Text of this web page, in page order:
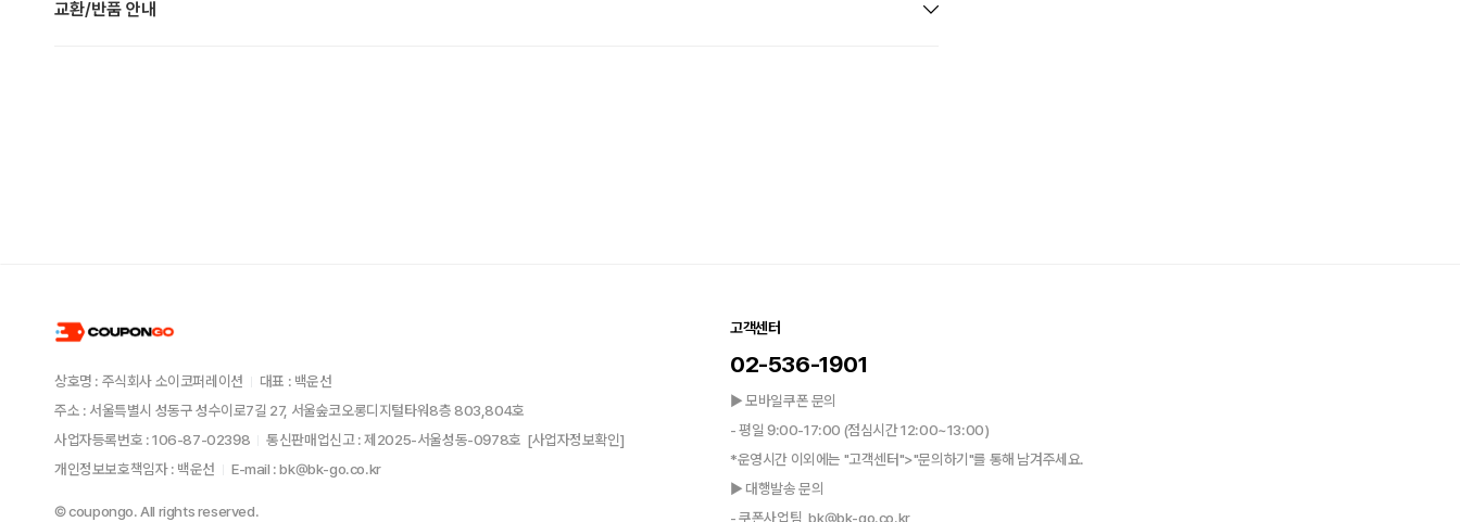
교환/반품 안내
상호명 : 주식회사 소이코퍼레이션
대표 : 백운선
주소 : 서울특별시 성동구 성수이로7길 27, 서울숲코오롱디지털타워8층 803,804호
사업자등록번호 : 106-87-02398
통신판매업신고 : 제2025-서울성동-0978호 [사업자정보확인]
개인정보보호책임자 : 백운선
E-mail : bk@bk-go.co.kr
© coupongo. All rights reserved.
고객센터
02-536-1901
▶ 모바일쿠폰 문의
- 평일 9:00-17:00 (점심시간 12:00~13:00)
*운영시간 이외에는 "고객센터">"문의하기"를 통해 남겨주세요.
▶ 대행발송 문의
- 쿠폰사업팀, bk@bk-go.co.kr